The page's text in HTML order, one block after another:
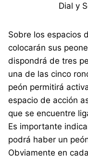
Dial y
Sobre los espacios
colocarán sus
dispondrá de tres
una de las cinco
peón permitirá
espacio de acción
que se encuentre
Es importante
podrá haber un
Obviamente en